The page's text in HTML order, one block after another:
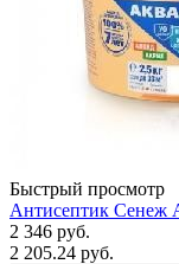
Быстрый просмотр
Антисептик Сенеж
2 346 руб.
2 205.24 руб.